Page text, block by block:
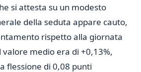
si attesta su un modesto
della seduta appare cauto,
rispetto alla giornata
medio era di +0,13%,
flessione di 0,08 punti